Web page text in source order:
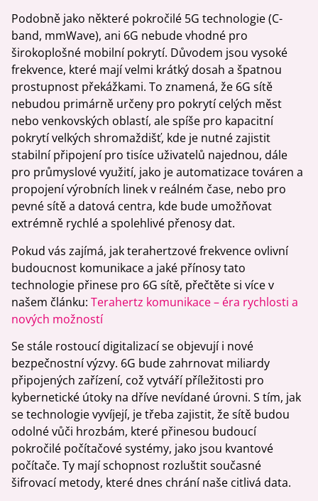
Podobně jako některé pokročilé 5G technologie (C-
band, mmWave), ani 6G nebude vhodné pro
širokoplošné mobilní pokrytí. Důvodem jsou vysoké
frekvence, které mají velmi krátký dosah a špatnou
prostupnost překážkami. To znamená, že 6G sítě
nebudou primárně určeny pro pokrytí celých měst
nebo venkovských oblastí, ale spíše pro kapacitní
pokrytí velkých shromaždišť, kde je nutné zajistit
stabilní připojení pro tisíce uživatelů najednou, dále
pro průmyslové využití, jako je automatizace továren a
propojení výrobních linek v reálném čase, nebo pro
pevné sítě a datová centra, kde bude umožňovat
extrémně rychlé a spolehlivé přenosy dat.
Pokud vás zajímá, jak terahertzové frekvence ovlivní
budoucnost komunikace a jaké přínosy tato
technologie přinese pro 6G sítě, přečtěte si více v
našem článku: Terahertz komunikace – éra rychlosti a
nových možností
Se stále rostoucí digitalizací se objevují i nové
bezpečnostní výzvy. 6G bude zahrnovat miliardy
připojených zařízení, což vytváří příležitosti pro
kybernetické útoky na dříve nevídané úrovni. S tím, jak
se technologie vyvíjejí, je třeba zajistit, že sítě budou
odolné vůči hrozbám, které přinesou budoucí
pokročilé počítačové systémy, jako jsou kvantové
počítače. Ty mají schopnost rozluštit současné
šifrovací metody, které dnes chrání naše citlivá data.